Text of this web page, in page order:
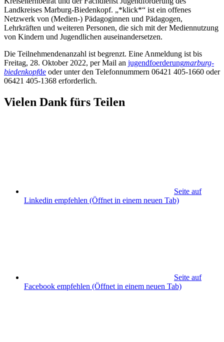
Landkreises Marburg-Biedenkopf. „*klick*“ ist ein offenes
Netzwerk von (Medien-) Pädagoginnen und Pädagogen,
Lehrkräften und weiteren Personen, die sich mit der Mediennutzung
von Kindern und Jugendlichen auseinandersetzen.
Die Teilnehmendenanzahl ist begrenzt. Eine Anmeldung ist bis
Freitag, 28. Oktober 2022, per Mail an jugendfoerderungmarburg-
biedenkopfde oder unter den Telefonnummern 06421 405-1660 oder
06421 405-1368 erforderlich.
Vielen Dank fürs Teilen
Seite auf
Linkedin empfehlen (Öffnet in einem neuen Tab)
Seite auf
Facebook empfehlen (Öffnet in einem neuen Tab)